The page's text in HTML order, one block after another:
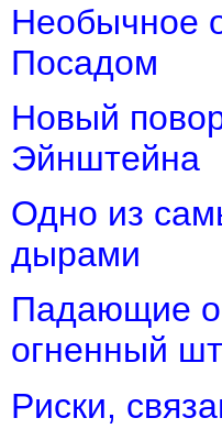
Необычное
Посадом
Новый
Эйнштейна
Одно из
дырами
Падающие
огненный
Риски,